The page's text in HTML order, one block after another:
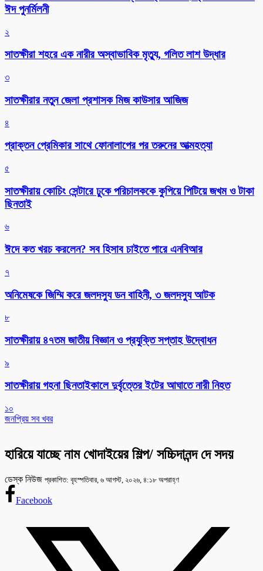
ঈদ পুনর্মিলনী
২
সাতক্ষীরা শহরে এক নারীর অস্বাভাবিক মৃত্যু, গলিত লাশ উদ্ধার
৩
সাতক্ষীরার নতুন জেলা প্রশাসক মিজ কাউসার আজিজ
৪
প্রাক্তন প্রেমিকার সাথে ফোনালাপের পর তরুনের আত্মহত্যা
৫
সাতক্ষীরায় কোচিং সেন্টারে ঢুকে পরিচালককে কুপিয়ে পিটিয়ে জখম ও টাকা
ছিনতাই
৬
ঈদে কত খরচ করলেন? সব হিসাব চাইতে পারে এনবিআর
৭
অনিমেষকে জিম্মি করে জলদস্যু ডন বাহিনী, ৩ জলদস্যু আটক
৮
সাতক্ষীরায় ৪৭তম জাতীয় বিজ্ঞান ও প্রযুক্তি সপ্তাহ উদ্বোধন
৯
সাতক্ষীরায় গহনা ছিনতাইকালে দুর্বৃত্তের ইটের আঘাতে নারী নিহত
১০
জনপ্রিয় সব খবর
হারিয়ে যাচ্ছে নাম খোদাইয়ের শিল্প/ সচ্চিদানন্দ দে সদয়
ডেস্ক নিউজ প্রকাশিত: বৃহস্পতিবার, ৬ আগস্ট, ২০২৬, ৪:১৮ অপরাহ্ণ
Facebook